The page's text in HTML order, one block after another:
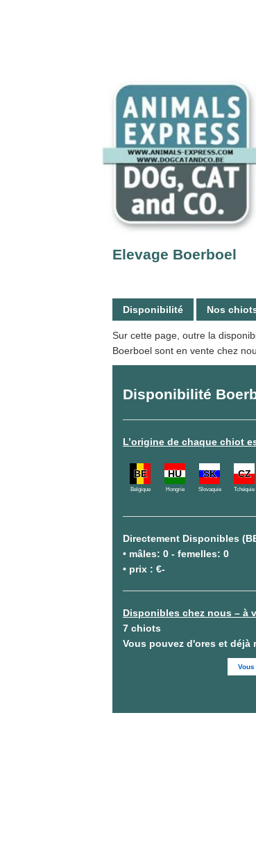
Elevage Boerboel
Disponibilité Nos
Sur cette page, outre la
Boerboel sont en vente chez
Disponibilité
L’origine de chaque chiot
BE
Belgique
HU
Hongrie
SK
Slovaquie
CZ
Tchéquie
Directement Disponibles
• mâles: 0 - femelles: 0
• prix : €-
Disponibles chez nous – à
7 chiots
Vous pouvez d'ores et déjà